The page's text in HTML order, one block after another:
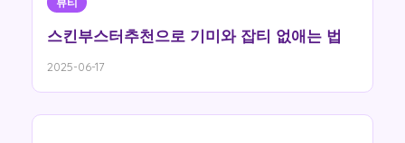
스킨부스터추천으로 기미와 잡티 없애는 법
2025-06-17